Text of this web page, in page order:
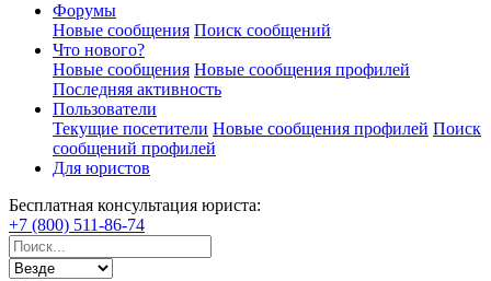
Форумы
Новые сообщения Поиск сообщений
Что нового?
Новые сообщения Новые сообщения профилей
Последняя активность
Пользователи
Текущие посетители Новые сообщения профилей Поиск
сообщений профилей
Для юристов
Бесплатная консультация юриста:
+7 (800) 511-86-74